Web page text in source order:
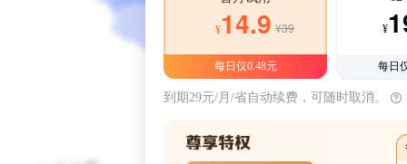
¥14.9 ¥39
每日仅0.48元
¥
每日
到期29元/月/省自动续费，可随时取消。